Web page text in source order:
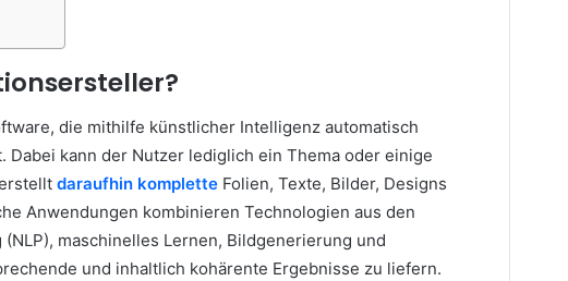
die mithilfe künstlicher Intelligenz automatisch
kann der Nutzer lediglich ein Thema oder einige
daraufhin komplette Folien, Texte, Bilder, Designs
Anwendungen kombinieren Technologien aus den
maschinelles Lernen, Bildgenerierung und
und inhaltlich kohärente Ergebnisse zu liefern.